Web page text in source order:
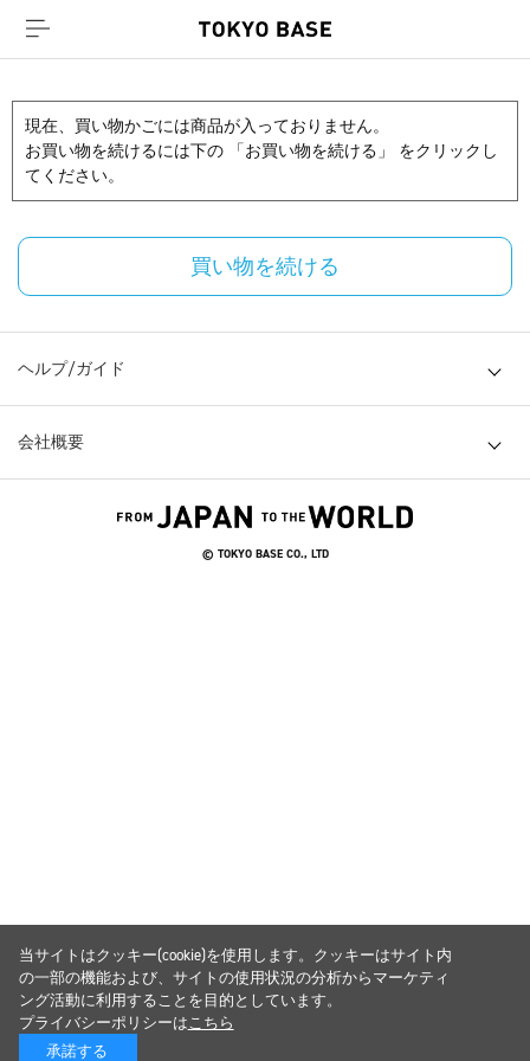
現在、買い物かごには商品が入っておりません。
お買い物を続けるには下の 「お買い物を続ける」 をクリックし
てください。
買い物を続ける
ヘルプ/ガイド
会社概要
© TOKYO BASE CO., LTD
当サイトはクッキー(cookie)を使用します。クッキーはサイト内
の一部の機能および、サイトの使用状況の分析からマーケティ
ング活動に利用することを目的としています。
プライバシーポリシーはこちら
承諾する